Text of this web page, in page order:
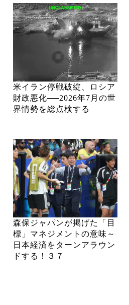
米イラン停戦破綻、ロシア
財政悪化──2026年7月の世
界情勢を総点検する
森保ジャパンが掲げた「目
標」マネジメントの意味～
日本経済をターンアラウン
ドする！３７